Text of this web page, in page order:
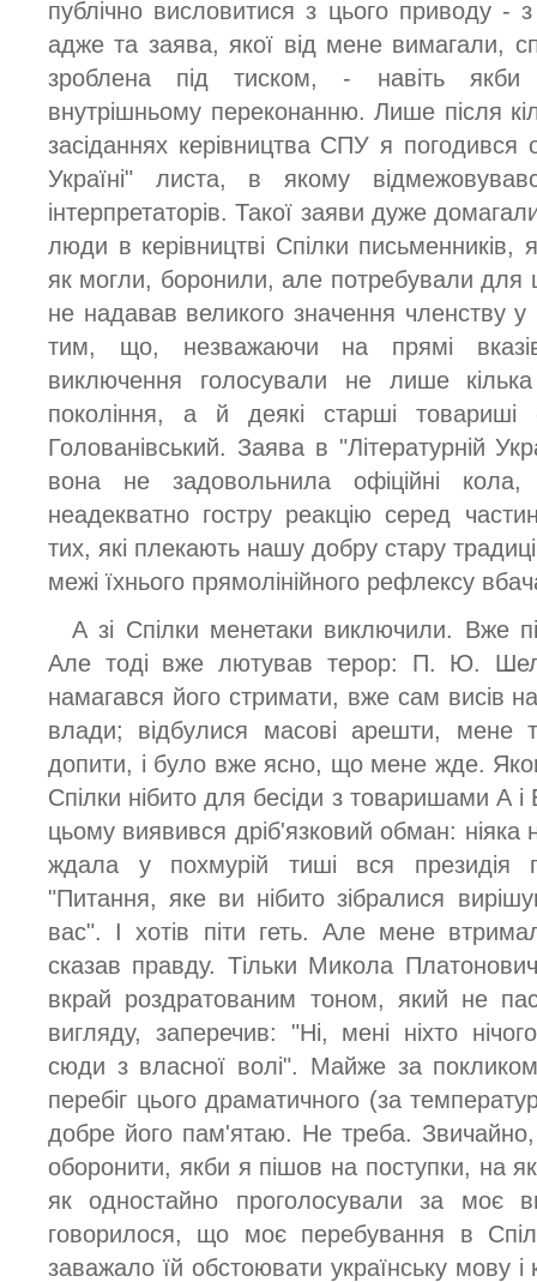
публічно висловитися з цього приводу -
адже та заява, якої від мене вимагали,
зроблена під тиском, - навіть якби
внутрішньому переконанню. Лише після
засіданнях керівництва СПУ я погодився
Україні" листа, в якому
інтерпретаторів. Такої заяви дуже
люди в керівництві Спілки письменників,
як могли, боронили, але потребували для
не надавав великого значення членству
тим, що, незважаючи на прямі
виключення голосували не лише
покоління, а й деякі старші
Голованівський. Заява в "Літературній
вона не задовольнила офіційні
неадекватно гостру реакцію серед
тих, які плекають нашу добру стару
межі їхнього прямолінійного рефлексу
А зі Спілки менетаки виключили. Вже
Але тоді вже лютував терор: П. Ю.
намагався його стримати, вже сам висів
влади; відбулися масові арешти, мене
допити, і було вже ясно, що мене жде.
Спілки нібито для бесіди з товаришами А
цьому виявився дріб'язковий обман: ніяка
ждала у похмурій тиші вся президія
"Питання, яке ви нібито зібралися
вас". І хотів піти геть. Але мене
сказав правду. Тільки Микола
вкрай роздратованим тоном, який не
вигляду, заперечив: "Ні, мені ніхто
сюди з власної волі". Майже за
перебіг цього драматичного (за
добре його пам'ятаю. Не треба.
оборонити, якби я пішов на поступки, на
як одностайно проголосували за моє
говорилося, що моє перебування в
заважало їй обстоювати українську мову